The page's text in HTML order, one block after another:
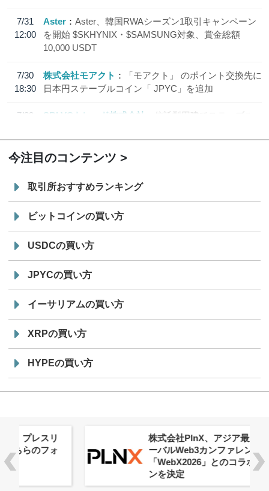
7/31
12:00
Aster
Aster、韓国RWAシーズン1取引キャンペーン
を開始 $SKHYNIX・$SAMSUNG対象、賞金総額
10,000 USDT
7/30
18:30
株式会社モアクト
「モアクト」 のポイント交換先に
日本円ステーブルコイン「 JPYC」を追加
7/29
SBI VCトレード株式会社
信託型円建てステーブル
今注目のコンテンツ
取引所おすすめランキング
ビットコインの買い方
USDCの買い方
JPYCの買い方
イーサリアムの買い方
XRPの買い方
HYPEの買い方
株式会社PlnX、アジア最大級のグロ
ーバルWeb3カンファレンス
「WebX2026」とのコラボレーショ